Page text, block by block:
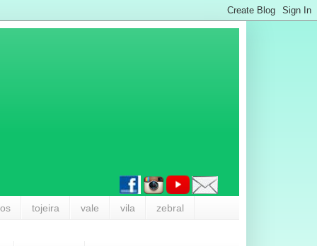
tojeira vale vila zebral